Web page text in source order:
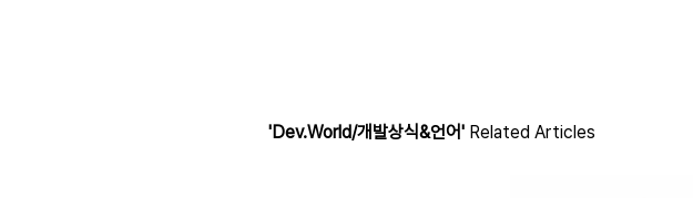
'Dev.World/개발상식&언어' Related Articles